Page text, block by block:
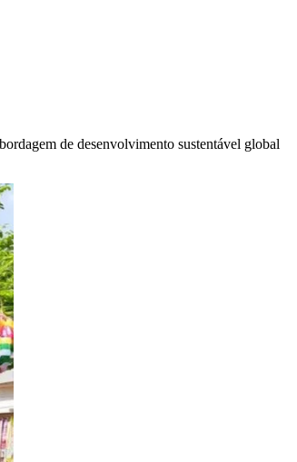
de desenvolvimento sustentável global